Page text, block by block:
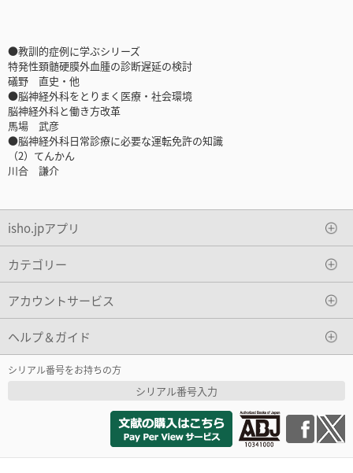
●教訓的症例に学ぶシリーズ
特発性頚髄硬膜外血腫の診断遅延の検討
礒野 直史・他
●脳神経外科をとりまく医療・社会環境
脳神経外科と働き方改革
馬場 武彦
●脳神経外科日常診療に必要な運転免許の知識
（2）てんかん
川合 謙介
isho.jpアプリ
カテゴリー
アカウントサービス
ヘルプ＆ガイド
シリアル番号をお持ちの方
シリアル番号入力